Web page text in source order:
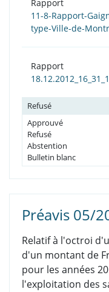
Rapport
11-8-Rapport-
type-Ville-de-
Rapport
Refusé
Approuvé
Refusé
Abstention
Bulletin blanc
Préavis 05/
Relatif à l'octroi
d'un montant de
pour les années
l'exploitation des